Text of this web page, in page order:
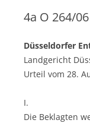
4a O 264/
Düsseldorfer
Landgericht
Urteil vom 28.
I.
Die Beklagten